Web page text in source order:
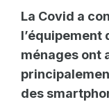
La Covid a
l’équipement
ménages ont
des